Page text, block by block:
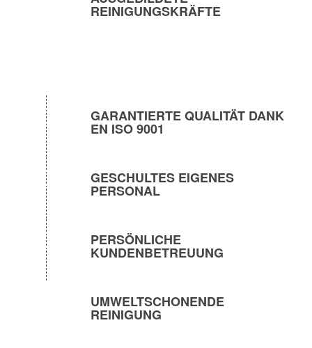
REINIGUNGSKRÄFTE
GARANTIERTE QUALITÄT DANK
EN ISO 9001
GESCHULTES EIGENES
PERSONAL
PERSÖNLICHE
KUNDENBETREUUNG
UMWELTSCHONENDE
REINIGUNG